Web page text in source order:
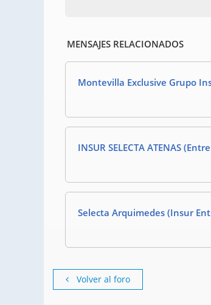
MENSAJES RELACIONADOS
Montevilla Exclusive Grupo
INSUR SELECTA ATENAS
Selecta Arquimedes (Insur
Volver al foro